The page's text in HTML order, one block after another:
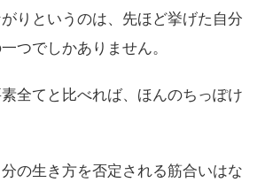
りというのは、先ほど挙げた自分
つでしかありません。
全てと比べれば、ほんのちっぽけ
の生き方を否定される筋合いはな